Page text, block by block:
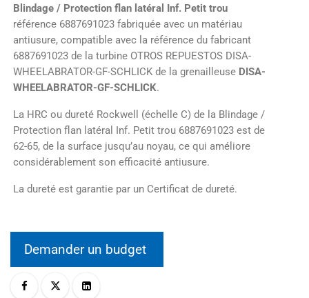
Blindage / Protection flan latéral Inf. Petit trou
référence 6887691023 fabriquée avec un matériau
antiusure, compatible avec la référence du fabricant
6887691023 de la turbine OTROS REPUESTOS DISA-
WHEELABRATOR-GF-SCHLICK de la grenailleuse DISA-
WHEELABRATOR-GF-SCHLICK.
La HRC ou dureté Rockwell (échelle C) de la Blindage /
Protection flan latéral Inf. Petit trou 6887691023 est de
62-65, de la surface jusqu’au noyau, ce qui améliore
considérablement son efficacité antiusure.
La dureté est garantie par un Certificat de dureté.
Demander un budget